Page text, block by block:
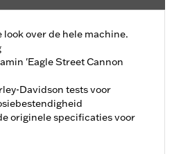
over de hele machine.
'Eagle Street Cannon
Davidson tests voor
originele specificaties voor